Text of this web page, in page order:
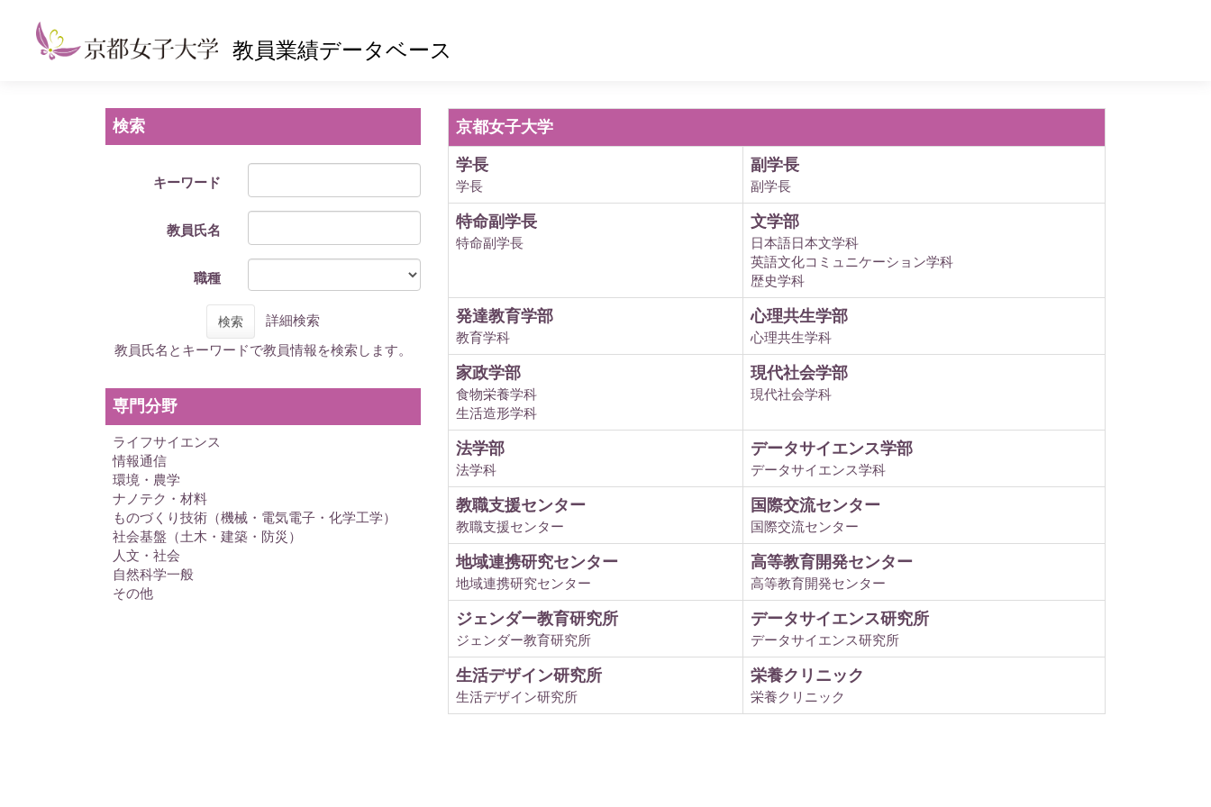
教員業績データベース
検索
キーワード
教員氏名
職種
検索
詳細検索
教員氏名とキーワードで教員情報を検索します。
専門分野
ライフサイエンス
情報通信
環境・農学
ナノテク・材料
ものづくり技術（機械・電気電子・化学工学）
社会基盤（土木・建築・防災）
人文・社会
自然科学一般
その他
京都女子大学
学長
学長
副学長
副学長
特命副学長
特命副学長
文学部
日本語日本文学科
英語文化コミュニケーション学科
歴史学科
発達教育学部
教育学科
心理共生学部
心理共生学科
家政学部
食物栄養学科
生活造形学科
現代社会学部
現代社会学科
法学部
法学科
データサイエンス学部
データサイエンス学科
教職支援センター
教職支援センター
国際交流センター
国際交流センター
地域連携研究センター
地域連携研究センター
高等教育開発センター
高等教育開発センター
ジェンダー教育研究所
ジェンダー教育研究所
データサイエンス研究所
データサイエンス研究所
生活デザイン研究所
生活デザイン研究所
栄養クリニック
栄養クリニック